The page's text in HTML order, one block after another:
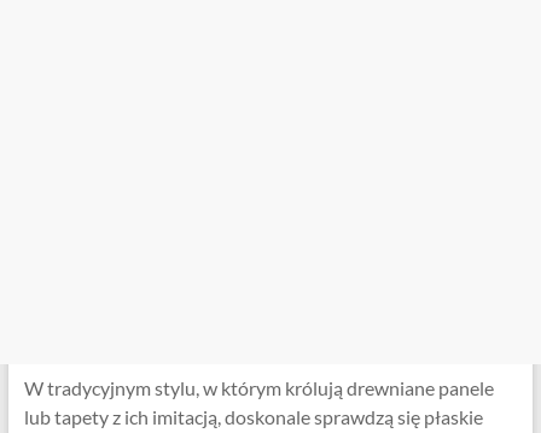
W tradycyjnym stylu, w którym królują drewniane panele
lub tapety z ich imitacją, doskonale sprawdzą się płaskie